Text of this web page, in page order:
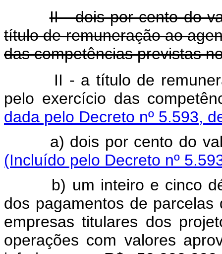
II - dois por cento do
título de remuneração ao
das competências previstas
II - a título de
pelo exercício das
dada pelo Decreto nº 5.593,
a) dois por cento do
(Incluído pelo Decreto nº
b) um inteiro e cinco
dos pagamentos de
empresas titulares dos
operações com valores